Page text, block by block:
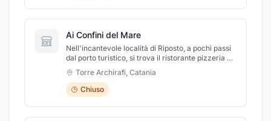
a trovarci per gustare le nostre prelibatezze.
Ai Confini del Mare
Nell'incantevole località di Riposto, a pochi passi
dal porto turistico, si trova il ristorante pizzeria Ai
Confini del Mare: qui potrete gustare specialità di
mare o le buonissime pizze preparate da
Giacomo! Potrete festeggiare le vostre ricorrenze
e trascorrete serate in allegria con gli amici nelle
serate karaoke. Da Ai Confini del Mare potete
organizzare cene o pranzi di lavoro, compleanni,
Torre Archirafi, Catania
Chiuso